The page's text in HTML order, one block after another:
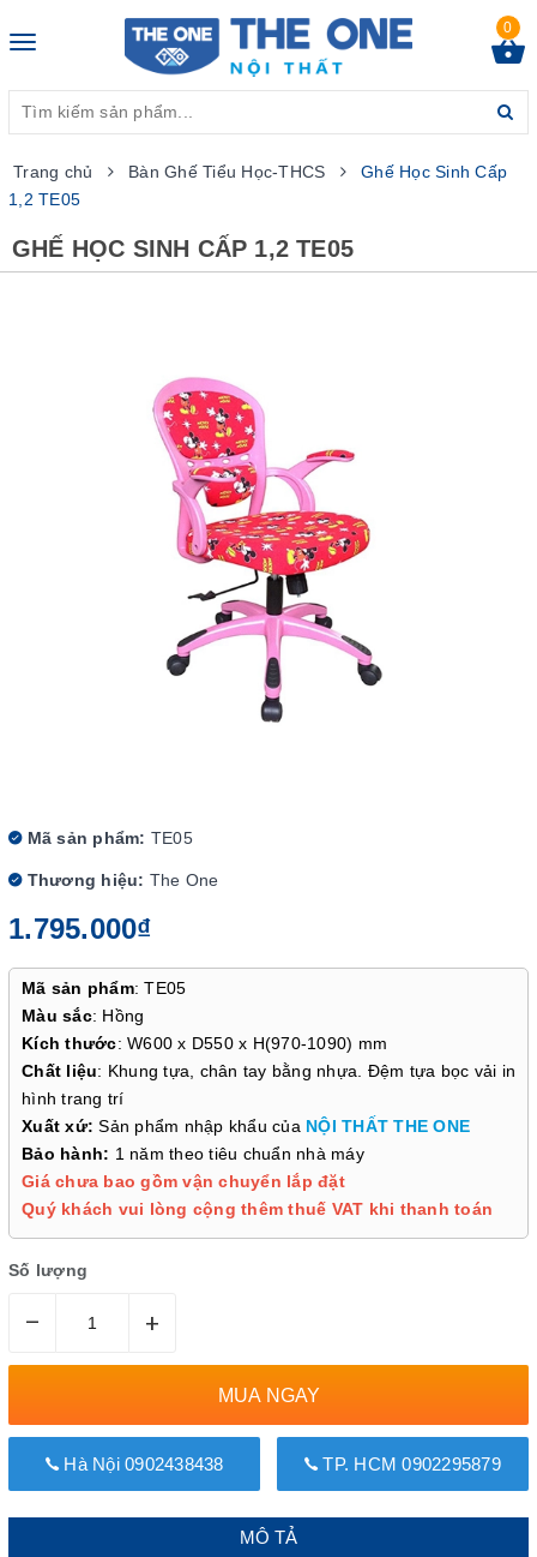
Toggle
0
Trang chủ Bàn Ghế Tiểu Học-THCS
Ghế Học Sinh Cấp
1,2 TE05
GHẾ HỌC SINH CẤP 1,2 TE05
Mã sản phẩm: TE05
Thương hiệu: The One
1.795.000₫
Mã sản phẩm: TE05
Màu sắc: Hồng
Kích thước: W600 x D550 x H(970-1090) mm
Chất liệu: Khung tựa, chân tay bằng nhựa. Đệm tựa bọc vải in
hình trang trí
Xuất xứ:Sản phẩm nhập khẩu của NỘI THẤT THE ONE
Bảo hành: 1 năm theo tiêu chuẩn nhà máy
Giá chưa bao gồm vận chuyển lắp đặt
Quý khách vui lòng cộng thêm thuế VAT khi thanh toán
Số lượng
– +
MUA NGAY
Hà Nội 0902438438 TP. HCM 0902295879
MÔ TẢ